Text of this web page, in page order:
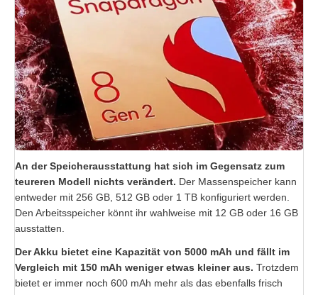
An der Speicherausstattung hat sich im Gegensatz zum
teureren Modell nichts verändert. Der Massenspeicher kann
entweder mit 256 GB, 512 GB oder 1 TB konfiguriert werden.
Den Arbeitsspeicher könnt ihr wahlweise mit 12 GB oder 16 GB
ausstatten.
Der Akku bietet eine Kapazität von 5000 mAh und fällt im
Vergleich mit 150 mAh weniger etwas kleiner aus. Trotzdem
bietet er immer noch 600 mAh mehr als das ebenfalls frisch